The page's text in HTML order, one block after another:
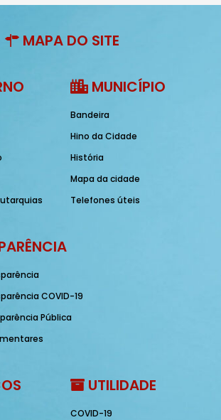
MAPA DO SITE
MUNICÍPIO
Bandeira
Hino da Cidade
História
Mapa da cidade
Telefones úteis
COVID-19
Pública
UTILIDADE
COVID-19